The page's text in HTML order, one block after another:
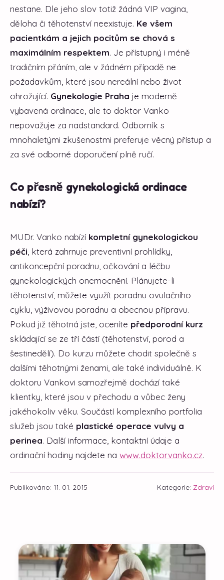
nestane. Dle jeho slov totiž žádná VIP vagina,
děloha či těhotenství neexistuje. Ke všem
pacientkám a jejich pocitům se chová s
maximálním respektem. Je přístupný i méně
tradičním přáním, ale v žádném případě ne
požadavkům, které jsou nereální nebo život
ohrožující. Gynekologie Praha je moderně
vybavená ordinace, ale to doktor Vanko
nepovažuje za nadstandard. Odborník s
mnohaletými zkušenostmi preferuje věcný přístup a
za své odborné doporučení plně ručí.
Co přesně gynekologická ordinace
nabízí?
MUDr. Vanko nabízí kompletní gynekologickou
péči , která zahrnuje preventivní prohlídky,
antikoncepční poradnu, očkování a léčbu
gynekologických onemocnění. Plánujete-li
těhotenství, můžete využít poradnu ovulačního
cyklu, výživovou poradnu a obecnou přípravu.
Pokud již těhotná jste, oceníte předporodní kurz
skládající se ze tří částí (těhotenství, porod a
šestinedělí). Do kurzu můžete chodit společně s
dalšími těhotnými ženami, ale také individuálně. K
doktoru Vankovi samozřejmě dochází také
klientky, které jsou v přechodu a vůbec ženy
jakéhokoliv věku. Součástí komplexního portfolia
služeb jsou také plastické operace vulvy a
perinea. Další informace, kontaktní údaje a
ordinační hodiny najdete na www.doktorvanko.cz.
Publikováno: 11. 01. 2015 Kategorie: Zdraví